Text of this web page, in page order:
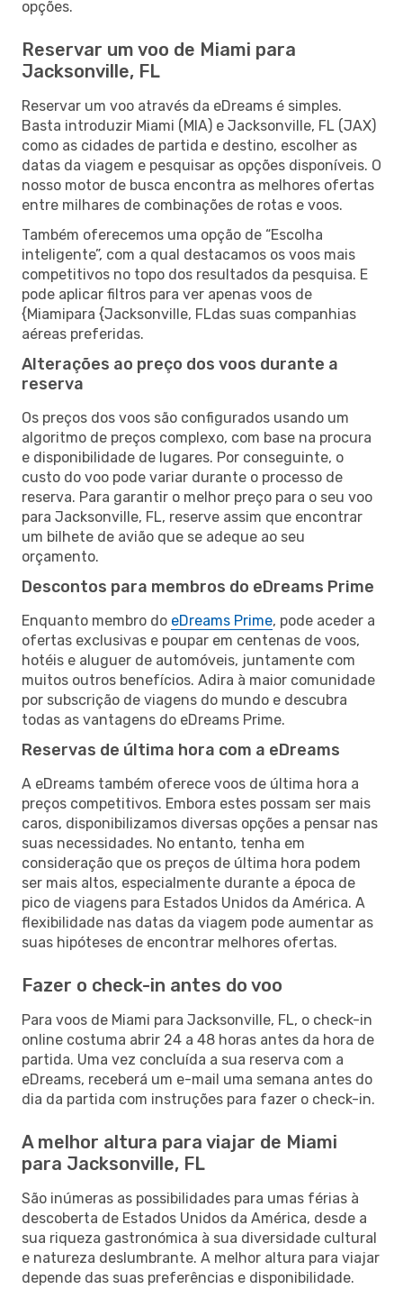
opções.
Reservar um voo de Miami para
Jacksonville, FL
Reservar um voo através da eDreams é simples.
Basta introduzir Miami (MIA) e Jacksonville, FL (JAX)
como as cidades de partida e destino, escolher as
datas da viagem e pesquisar as opções disponíveis. O
nosso motor de busca encontra as melhores ofertas
entre milhares de combinações de rotas e voos.
Também oferecemos uma opção de “Escolha
inteligente”, com a qual destacamos os voos mais
competitivos no topo dos resultados da pesquisa. E
pode aplicar filtros para ver apenas voos de
{Miamipara {Jacksonville, FLdas suas companhias
aéreas preferidas.
Alterações ao preço dos voos durante a
reserva
Os preços dos voos são configurados usando um
algoritmo de preços complexo, com base na procura
e disponibilidade de lugares. Por conseguinte, o
custo do voo pode variar durante o processo de
reserva. Para garantir o melhor preço para o seu voo
para Jacksonville, FL, reserve assim que encontrar
um bilhete de avião que se adeque ao seu
orçamento.
Descontos para membros do eDreams Prime
Enquanto membro do eDreams Prime, pode aceder a
ofertas exclusivas e poupar em centenas de voos,
hotéis e aluguer de automóveis, juntamente com
muitos outros benefícios. Adira à maior comunidade
por subscrição de viagens do mundo e descubra
todas as vantagens do eDreams Prime.
Reservas de última hora com a eDreams
A eDreams também oferece voos de última hora a
preços competitivos. Embora estes possam ser mais
caros, disponibilizamos diversas opções a pensar nas
suas necessidades. No entanto, tenha em
consideração que os preços de última hora podem
ser mais altos, especialmente durante a época de
pico de viagens para Estados Unidos da América. A
flexibilidade nas datas da viagem pode aumentar as
suas hipóteses de encontrar melhores ofertas.
Fazer o check-in antes do voo
Para voos de Miami para Jacksonville, FL, o check-in
online costuma abrir 24 a 48 horas antes da hora de
partida. Uma vez concluída a sua reserva com a
eDreams, receberá um e-mail uma semana antes do
dia da partida com instruções para fazer o check-in.
A melhor altura para viajar de Miami
para Jacksonville, FL
São inúmeras as possibilidades para umas férias à
descoberta de Estados Unidos da América, desde a
sua riqueza gastronómica à sua diversidade cultural
e natureza deslumbrante. A melhor altura para viajar
depende das suas preferências e disponibilidade.